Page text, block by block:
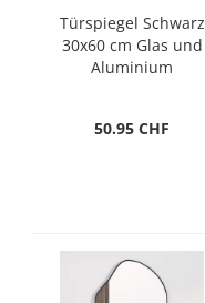
Türspiegel Schwarz
30x60 cm Glas und
Aluminium
50.95 CHF